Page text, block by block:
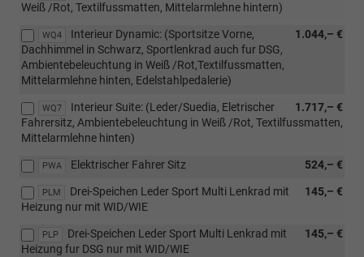
Weiß /Rot, Textilfussmatten, Mittelarmlehne hintern)
WQ4 1.044,– €
Interieur Dynamic: (Sportsitze Vorne,
Dachhimmel in Schwarz, Sportlenkrad auch fur DSG,
Ambientebeleuchtung in Weiß /Rot,Textilfussmatten,
Mittelarmlehne hinten, Edelstahlpedalerie)
WQ7 1.717,– €
Interieur Suite: (Leder/Suedia, Eletrischer
Fahrersitz, Ambientebeleuchtung in Weiß /Rot, Textilfussmatten,
Mittelarmlehne hinten)
PWA 524,– €
Elektrischer Fahrer Sitz
PLM 145,– €
Drei-Speichen Leder Sport Multi Lenkrad mit
Heizung nur mit WID/WIE
PLP 145,– €
Drei-Speichen Leder Sport Multi Lenkrad mit
Heizung fur DSG nur mit WID/WIE